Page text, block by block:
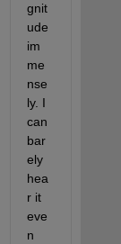
gnit
ude
im
me
nse
ly. I
can
bar
ely
hea
r it
eve
n